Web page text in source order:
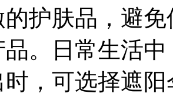
护肤品，避
品。日常生活
时，可选择遮